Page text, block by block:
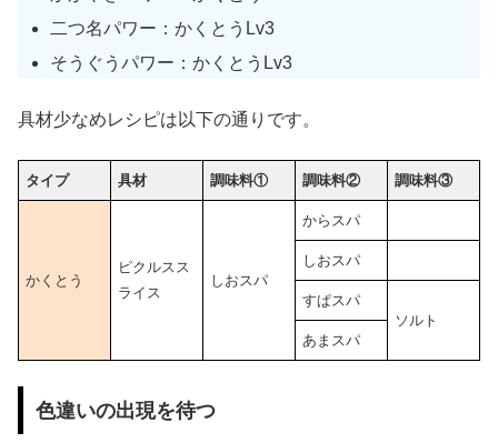
二つ名パワー：かくとうLv3
そうぐうパワー：かくとうLv3
具材少なめレシピは以下の通りです。
タイプ 具材 調味料① 調味料② 調味料③
かくとう
ピクルスス
ライス
しおスパ
からスパ
しおスパ
すぱスパ
ソルト
あまスパ
色違いの出現を待つ